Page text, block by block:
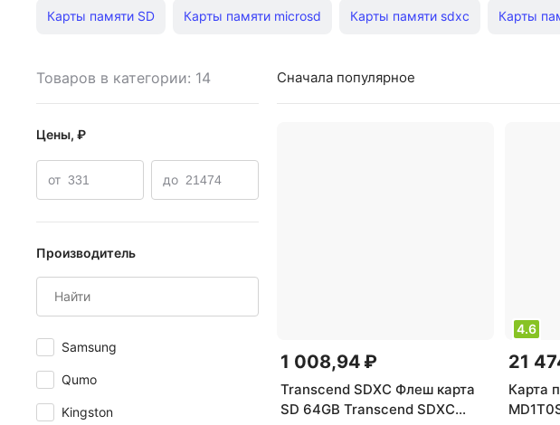
Карты памяти SD Карты памяти microsd Карты памяти sdxc Карты
Карты памяти uhs i Карты памяти microsdxc Карта памяти microsd 64 гб
Скоростные карты памяти
Товаров в категории: 14
Цены, ₽
от до
Производитель
Samsung
Qumo
Kingston
Сначала популярное
1 008,94 ₽
Transcend SDXC Флеш карта
SD 64GB Transcend SDXC
4.6
21
Карта